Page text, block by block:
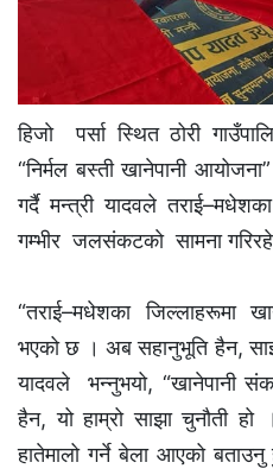
हिजाे पर्सा स्थित ठोरी
“निर्मल बस्ती खानेपानी
गर्दै मन्त्री यादवले
गम्भीर जलसंकटकाे सामना
“तराई–मधेशका जिल्लाहरूमा
भएको छ । अब सहानुभूति हैन,
यादवले भन्नुभयो, “खानेपानी
हैन, यो हाम्रो साझा चुनौती
हातेमालो गर्ने बेला आएको